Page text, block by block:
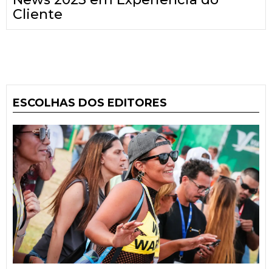
Cliente
ESCOLHAS DOS EDITORES